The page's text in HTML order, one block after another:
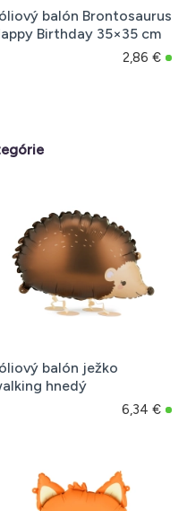
balón Brontosaurus
Birthday 35×35 cm
2,86 €
balón ježko
hnedý
6,34 €